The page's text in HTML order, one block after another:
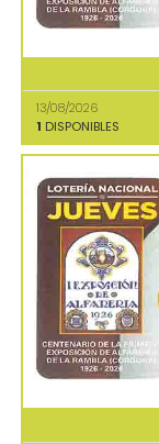
13/08/2026
1 DISPONIBLES